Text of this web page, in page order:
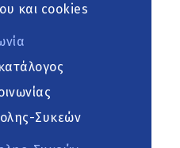
και cookies
Συκεών